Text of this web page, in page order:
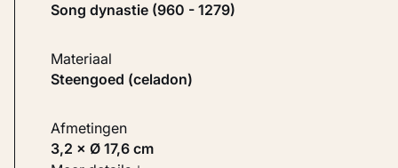
Song dynastie (960 - 1279)
Materiaal
Steengoed (celadon)
Afmetingen
3,2 × Ø 17,6 cm